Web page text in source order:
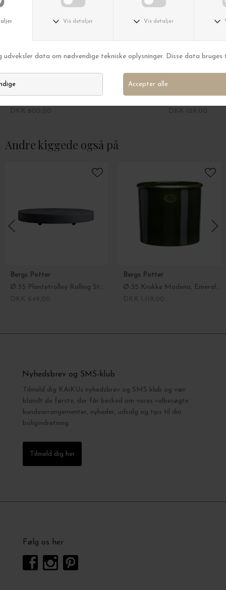
Bergs Potter
Andre kiggede også på
Bergs Potter
Ø:35 Plantetrolley Rolling Stone, Terrazzo Grå - Hent selv
Bergs Potter
Ø:35 Krukke Modena, Emerald Green - Hent selv
Nyhedsbrev og SMS-klub
Tilmeld dig KAiKUs nyhedsbrev og SMS klub og vær
blandt de første, der får besked om vores velbesøgte
kundearrangementer, nyheder, udsalg og tips til din
boligindretning.
Tilmeld dig her
Følg os her